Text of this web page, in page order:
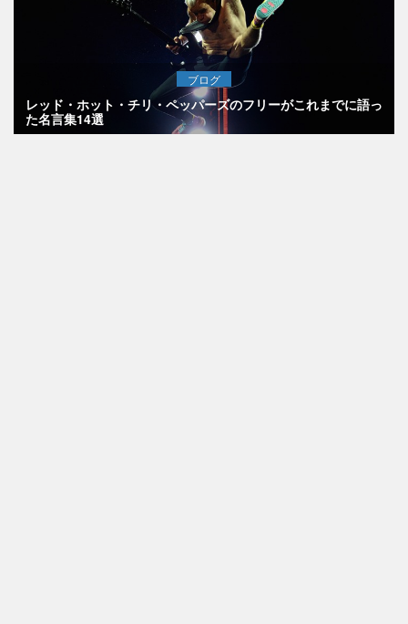
ブログ
レッド・ホット・チリ・ペッパーズのフリーがこれまでに語っ
た名言集14選